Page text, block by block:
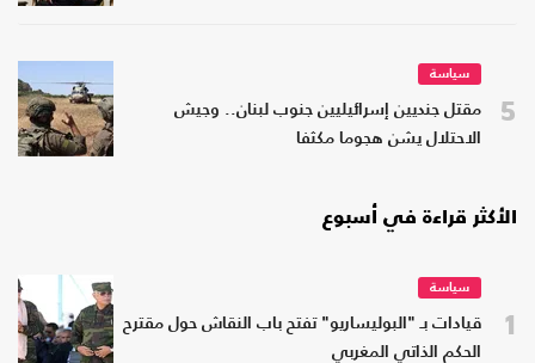
5
سياسة
مقتل جنديين إسرائيليين جنوب لبنان.. وجيش
الاحتلال يشن هجوما مكثفا
الأكثر قراءة في أسبوع
1
سياسة
قيادات بـ "البوليساريو" تفتح باب النقاش حول مقترح
الحكم الذاتي المغربي